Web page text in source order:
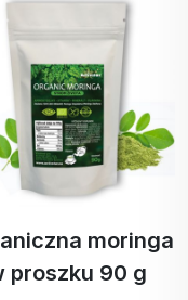
moringa
proszku 90 g